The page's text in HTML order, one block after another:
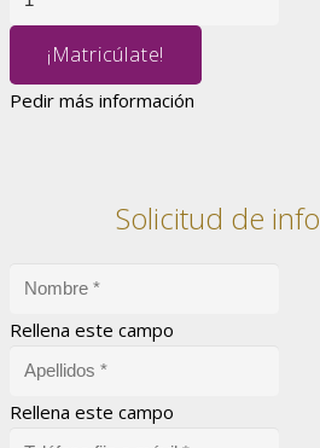
¡Matricúlate!
Pedir más información
Solicitud de
Rellena este campo
Rellena este campo